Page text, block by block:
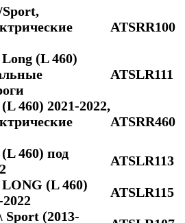
Sport,
ATSRR100
(L 460)
ATSLR111
460) 2021-2022,
ATSRR460
460) под
ATSLR113
LONG (L 460)
ATSLR115
Sport (2013-